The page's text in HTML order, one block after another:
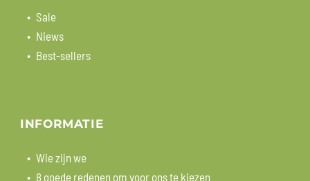
Sale
Niews
Best-sellers
INFORMATIE
Wie zijn we
8 goede redenen om voor ons te kiezen